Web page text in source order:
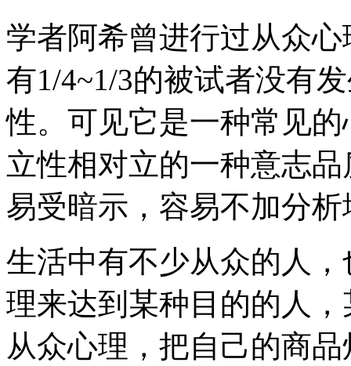
学者阿希曾进行过从众
有1/4~1/3的被试者没有
性。可见它是一种常见
立性相对立的一种意志
易受暗示，容易不加分
生活中有不少从众的人
理来达到某种目的的人
从众心理，把自己的商